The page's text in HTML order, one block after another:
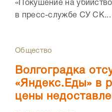
«Покушение на
в пресс-службе СУ СК...
Общество
Волгоградка
«Яндекс.Еды» в
цены